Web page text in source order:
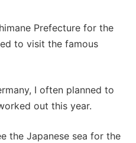
Prefecture for the
to visit the famous
I often planned to
out this year.
the Japanese sea for the